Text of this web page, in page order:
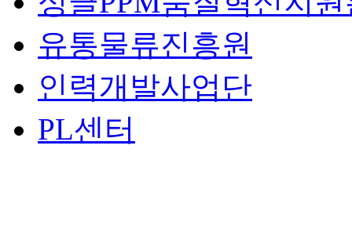
유통물류진흥원
인력개발사업단
PL센터